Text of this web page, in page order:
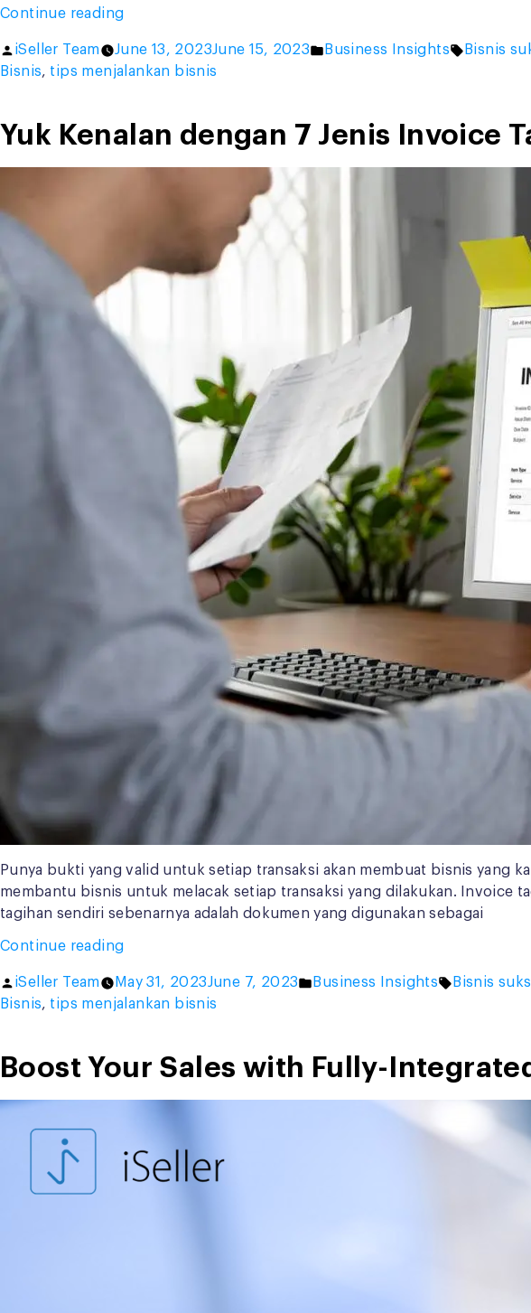
Continue reading“Lagi
Ide
Bisnis
Delivery?
Coba
Temukan
Posted
by
iSeller Team June 13, 2023June 15, 2023
Posted
Business Insights Tags:
Bisnis
Bisnis, tips menjalankan bisnis
Yuk Kenalan dengan 7 Jenis Invoice
Punya bukti yang valid untuk setiap transaksi akan membuat bisnis yang
membantu bisnis untuk melacak setiap transaksi yang dilakukan. Invoice
tagihan sendiri sebenarnya adalah dokumen yang digunakan sebagai
Continue reading“Yuk
dengan
7
Invoice
Tagihan
dan
Posted
by
iSeller Team May 31, 2023June 7, 2023
Posted
Business Insights Tags:
Bisnis
Bisnis, tips menjalankan bisnis
Boost Your Sales with Fully-